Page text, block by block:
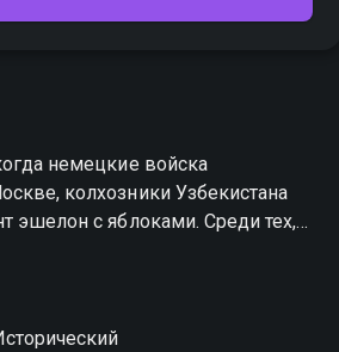
немецкие войска
колхозники Узбекистана
эшелон с яблоками. Среди тех,
и охранять ценный
студенту ВГИКа Анвару.
необычным и